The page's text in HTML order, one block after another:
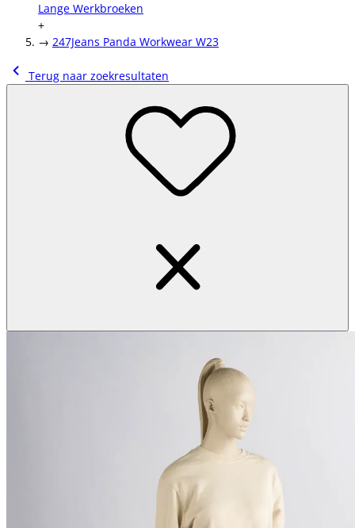
Lange Werkbroeken
+
→ 247Jeans Panda Workwear W23
Terug naar zoekresultaten